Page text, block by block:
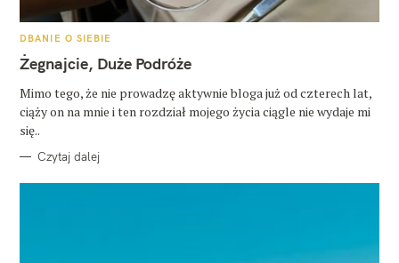
K
T
E
O
R
I
DBANIE O SIEBIE
Żegnajcie, Duże Podróże
Mimo tego, że nie prowadzę aktywnie bloga już od czterech lat,
ciąży on na mnie i ten rozdział mojego życia ciągle nie wydaje mi
się..
Czytaj dalej